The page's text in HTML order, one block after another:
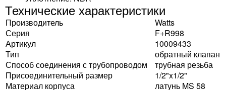
Технические характеристики
Производитель
Watts
Серия
F+R998
Артикул
10009433
Тип
обратный клапан
Способ соединения с трубопроводом
трубная резьба
Присоединительный размер
1/2"x1/2"
Материал корпуса
латунь MS 58